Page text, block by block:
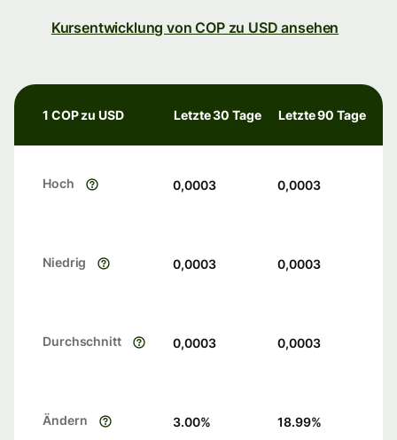
Kursentwicklung von COP zu USD ansehen
1 COP zu USD Letzte 30 Tage Letzte 90 Tage
Hoch 0,0003 0,0003
Niedrig 0,0003 0,0003
Durchschnitt 0,0003 0,0003
Ändern 3.00% 18.99%